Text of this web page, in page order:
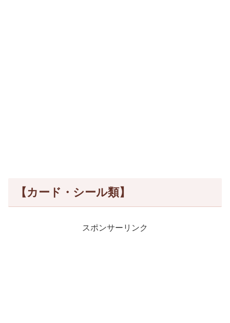
【カード・シール類】
スポンサーリンク